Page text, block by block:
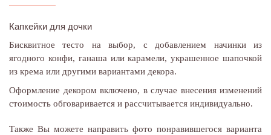
Капкейки для дочки
Бисквитное тесто на выбор, с добавлением начинки из
ягодного конфи, ганаша или карамели, украшенное шапочкой
из крема или другими вариантами декора.
Оформление декором включено, в случае внесения изменений
стоимость обговаривается и рассчитывается индивидуально.
Также Вы можете направить фото понравившегося варианта